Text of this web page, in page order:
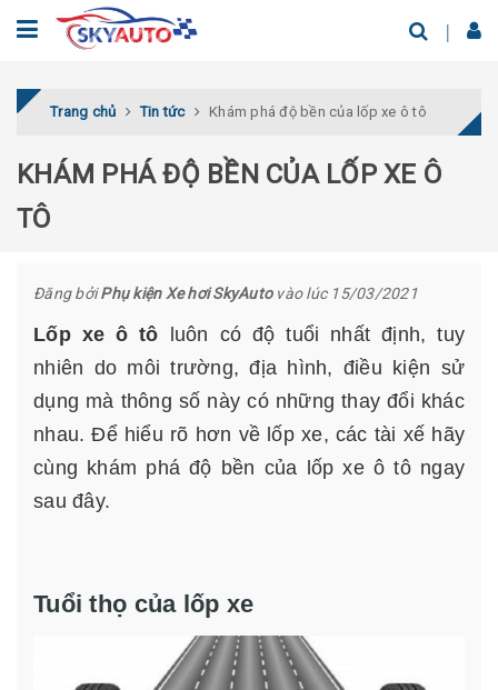
Trang chủ Tin tức Khám phá độ bền của lốp xe ô tô
KHÁM PHÁ ĐỘ BỀN CỦA LỐP XE Ô
TÔ
Đăng bởiPhụ kiện Xe hơi SkyAutovào lúc 15/03/2021
Lốp xe ô tô luôn có độ tuổi nhất định, tuy
nhiên do môi trường, địa hình, điều kiện sử
dụng mà thông số này có những thay đổi khác
nhau. Để hiểu rõ hơn về lốp xe, các tài xế hãy
cùng khám phá độ bền của lốp xe ô tô ngay
sau đây.
Tuổi thọ của lốp xe